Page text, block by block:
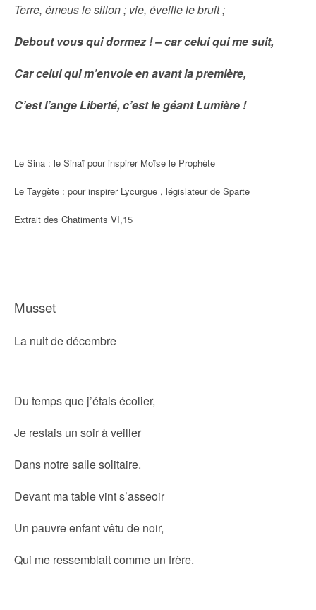
Terre, émeus le sillon ; vie, éveille le bruit ;
Debout vous qui dormez ! – car celui qui me suit,
Car celui qui m’envoie en avant la première,
C’est l’ange Liberté, c’est le géant Lumière !
Le Sina : le Sinaï pour inspirer Moïse le Prophète
Le Taygète : pour inspirer Lycurgue , législateur de Sparte
Extrait des Chatiments VI,15
Musset
La nuit de décembre
Du temps que j’étais écolier,
Je restais un soir à veiller
Dans notre salle solitaire.
Devant ma table vint s’asseoir
Un pauvre enfant vêtu de noir,
Qui me ressemblait comme un frère.